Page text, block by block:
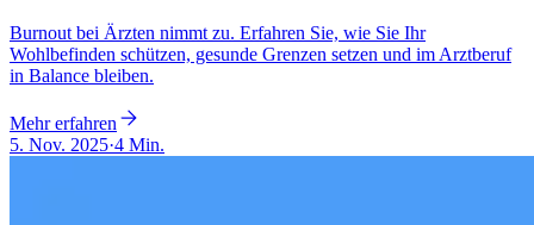
Burnout bei Ärzten nimmt zu. Erfahren Sie, wie Sie Ihr
Wohlbefinden schützen, gesunde Grenzen setzen und im Arztberuf
in Balance bleiben.
Mehr erfahren
5. Nov. 2025·4 Min.